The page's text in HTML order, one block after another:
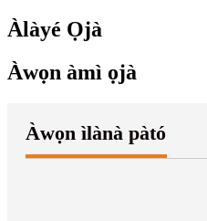
Àlàyé Ọjà
Àwọn àmì ọjà
Àwọn ìlànà pàtó